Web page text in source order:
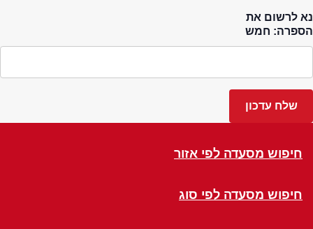
נא לרשום את
הספרה: חמש
חיפוש מסעדה לפי אזור
חיפוש מסעדה לפי סוג